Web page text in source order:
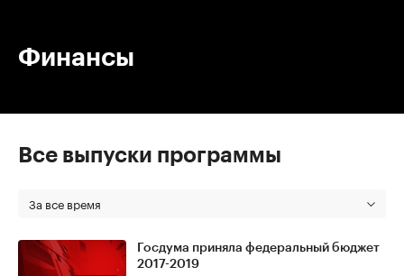
Финансы
Все выпуски программы
За все время
Госдума приняла федеральный бюджет
2017-2019